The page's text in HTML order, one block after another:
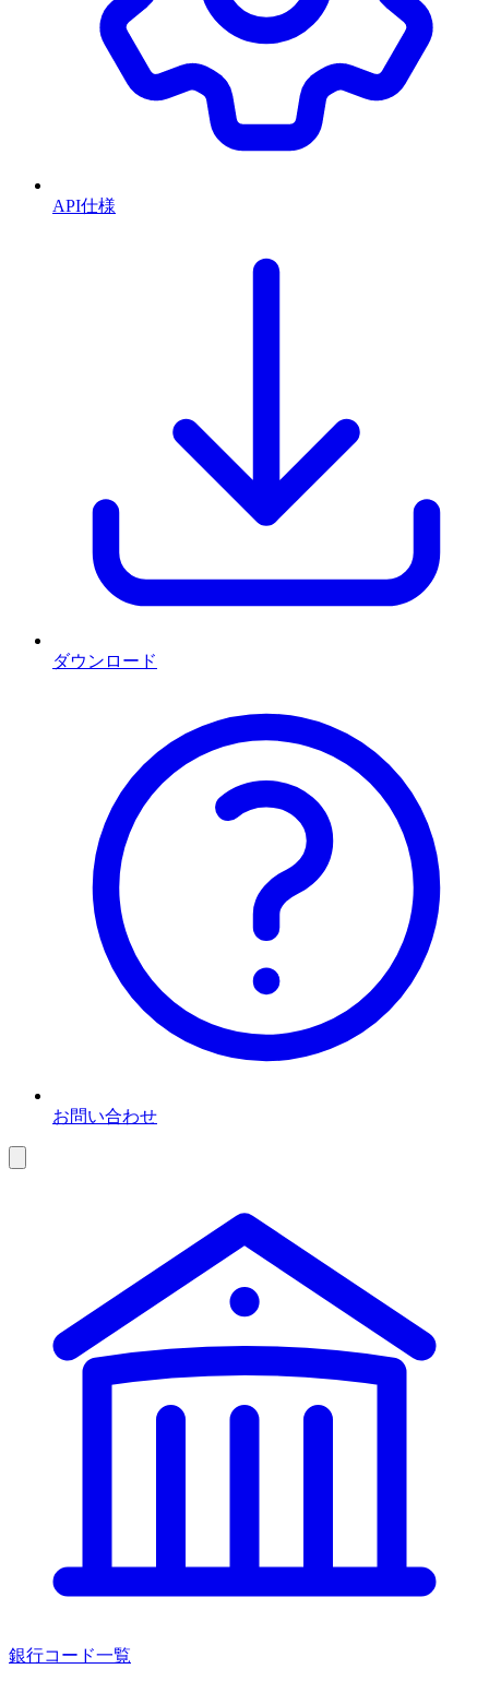
API仕様
ダウンロード
お問い合わせ
銀行コード一覧